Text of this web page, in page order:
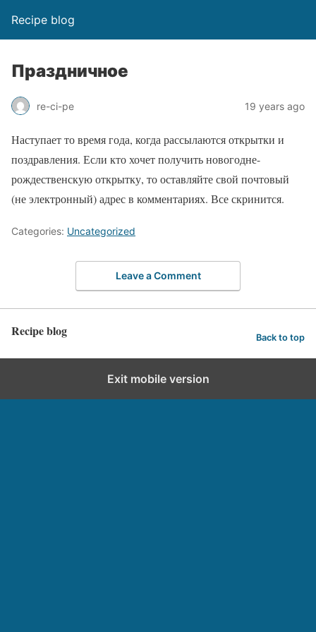
Recipe blog
Праздничное
re-ci-pe 19 years ago
Наступает то время года, когда рассылаются открытки и
поздравления. Если кто хочет получить новогодне-
рождественскую открытку, то оставляйте свой почтовый
(не электронный) адрес в комментариях. Все скринится.
Categories: Uncategorized
Leave a Comment
Recipe blog Back to top
Exit mobile version